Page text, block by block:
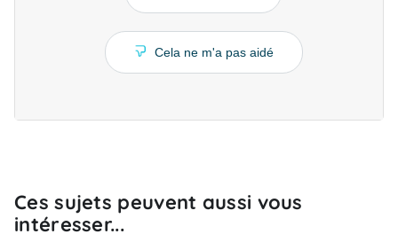
Cela ne m'a pas aidé
Ces sujets peuvent aussi vous
intéresser...